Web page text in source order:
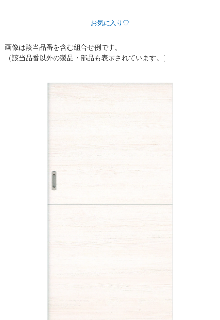
お気に入り
画像は該当品番を含む組合せ例です。
（該当品番以外の製品・部品も表示されています。）